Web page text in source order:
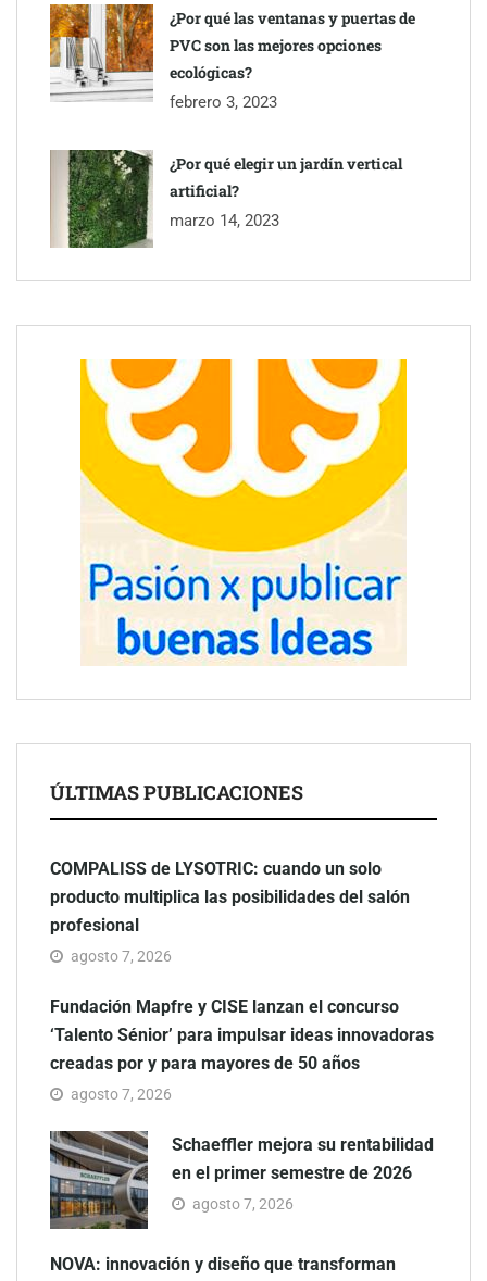
¿Por qué las ventanas y puertas de
PVC son las mejores opciones
ecológicas?
febrero 3, 2023
¿Por qué elegir un jardín vertical
artificial?
marzo 14, 2023
ÚLTIMAS PUBLICACIONES
COMPALISS de LYSOTRIC: cuando un solo
producto multiplica las posibilidades del salón
profesional
agosto 7, 2026
Fundación Mapfre y CISE lanzan el concurso
‘Talento Sénior’ para impulsar ideas innovadoras
creadas por y para mayores de 50 años
agosto 7, 2026
Schaeffler mejora su rentabilidad
en el primer semestre de 2026
agosto 7, 2026
NOVA: innovación y diseño que transforman